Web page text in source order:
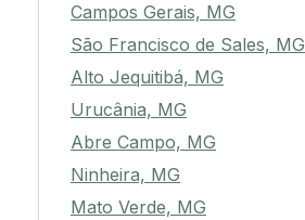
Campos Gerais, MG
São Francisco de Sales, MG
Alto Jequitibá, MG
Urucânia, MG
Abre Campo, MG
Ninheira, MG
Mato Verde, MG